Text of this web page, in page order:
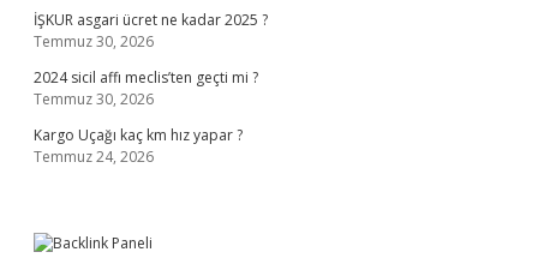
İŞKUR asgari ücret ne kadar 2025 ?
Temmuz 30, 2026
2024 sicil affı meclis’ten geçti mi ?
Temmuz 30, 2026
Kargo Uçağı kaç km hız yapar ?
Temmuz 24, 2026